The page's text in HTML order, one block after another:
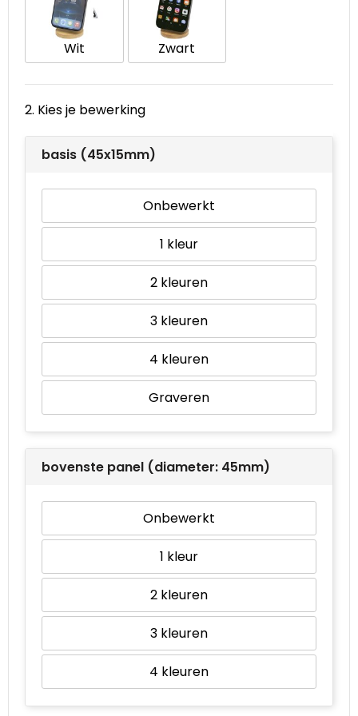
Waterbestendige tassen
Wit Zwart
2. Kies je bewerking
basis (45x15mm)
Onbewerkt
1
2
3
4
Graveren
bovenste panel (diameter: 45mm)
Onbewerkt
1
2
3
4